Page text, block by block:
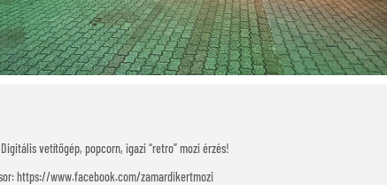
vetítőgép, popcorn, igazi “retro” mozi érzés!
https://www.facebook.com/zamardikertmozi